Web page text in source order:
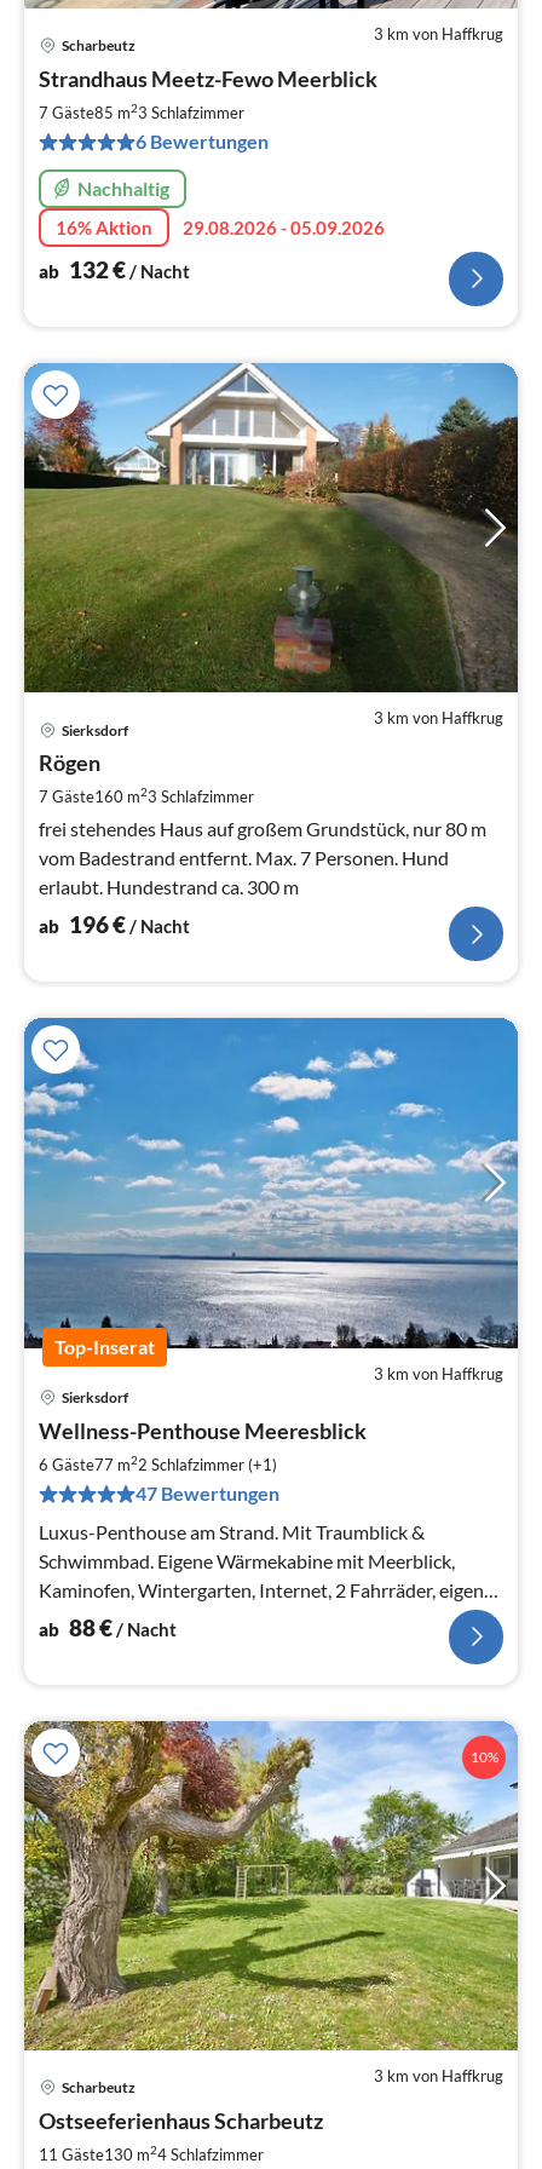
3 km von Haffkrug
Scharbeutz
Strandhaus Meetz-Fewo Meerblick
7 Gäste85 m23 Schlafzimmer
6 Bewertungen
Nachhaltig
16% Aktion
29.08.2026 - 05.09.2026
ab 132€/ Nacht
3 km von Haffkrug
Sierksdorf
Rögen
7 Gäste160 m23 Schlafzimmer
frei stehendes Haus auf großem Grundstück, nur 80 m
vom Badestrand entfernt. Max. 7 Personen. Hund
erlaubt. Hundestrand ca. 300 m
ab 196€/ Nacht
Top-Inserat
3 km von Haffkrug
Sierksdorf
Wellness-Penthouse Meeresblick
6 Gäste77 m22 Schlafzimmer (+1)
47 Bewertungen
Luxus-Penthouse am Strand. Mit Traumblick &
Schwimmbad. Eigene Wärmekabine mit Meerblick,
Kaminofen, Wintergarten, Internet, 2 Fahrräder, eigener
Strandkorb!!
ab 88€ / Nacht
10%
3 km von Haffkrug
Scharbeutz
Ostseeferienhaus Scharbeutz
11 Gäste130 m24Schlafzimmer